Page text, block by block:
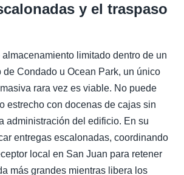
y el traspaso
limitado dentro de un
de Condado u Ocean Park, un único
rara vez es viable. No puede
estrecho con docenas de cajas sin
administración del edificio. En su
entregas escalonadas, coordinando
local en San Juan para retener
más grandes mientras libera los